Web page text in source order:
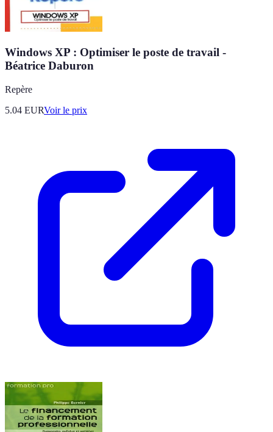
Windows XP : Optimiser le poste de travail -
Béatrice Daburon
Repère
5.04 EURVoir le prix